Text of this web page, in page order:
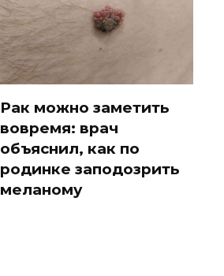
Рак можно заметить
вовремя: врач
объяснил, как по
родинке заподозрить
меланому